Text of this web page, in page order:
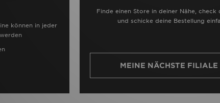
können in jeder
Finde einen Store in deiner Nähe, check
und schicke deine Bestellung
MEINE NÄCHSTE